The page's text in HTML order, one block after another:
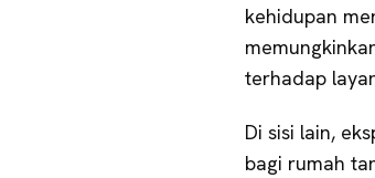
kehidupan
terhadap
Di sisi lain,
bagi rumah